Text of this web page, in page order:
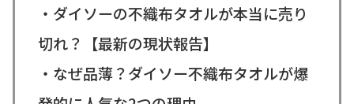
・ダイソーの不織布タオルが本当に売り
切れ？【最新の現状報告】
・なぜ品薄？ダイソー不織布タオルが爆